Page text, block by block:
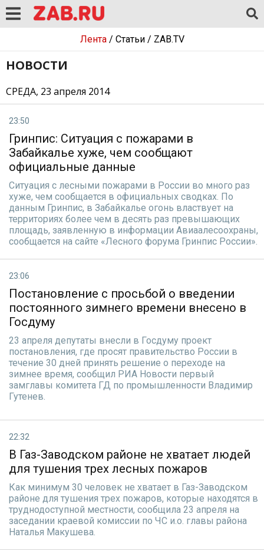
Лента/ Статьи/ ZAB.TV
НОВОСТИ
СРЕДА, 23 апреля 2014
23:50
Гринпис: Ситуация с пожарами в
Забайкалье хуже, чем сообщают
официальные данные
Ситуация с лесными пожарами в России во много раз
хуже, чем сообщается в официальных сводках. По
данным Гринпис, в Забайкалье огонь властвует на
территориях более чем в десять раз превышающих
площадь, заявленную в информации Авиаалесоохраны,
сообщается на сайте «Лесного форума Гринпис России».
23:06
Постановление с просьбой о введении
постоянного зимнего времени внесено в
Госдуму
23 апреля депутаты внесли в Госдуму проект
постановления, где просят правительство России в
течение 30 дней принять решение о переходе на
зимнее время, сообщил РИА Новости первый
замглавы комитета ГД по промышленности Владимир
Гутенев.
22:32
В Газ-Заводском районе не хватает людей
для тушения трех лесных пожаров
Как минимум 30 человек не хватает в Газ-Заводском
районе для тушения трех пожаров, которые находятся в
труднодоступной местности, сообщила 23 апреля на
заседании краевой комиссии по ЧС и.о. главы района
Наталья Макушева.